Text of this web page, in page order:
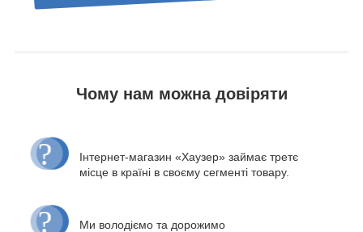
Чому нам можна довіряти
Інтернет-магазин «Хаузер» займає третє
місце в країні в своєму сегменті товару.
Ми володіємо та дорожимо